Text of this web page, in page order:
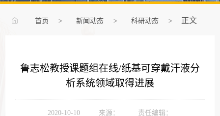
首页 > 新闻动态 > 科研动态 > 正文
鲁志松教授课题组在线/纸基可穿戴汗液分
析系统领域取得进展
2020-10-10 来源：
责任编辑：